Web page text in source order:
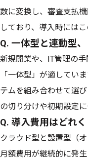
数に変換し、審査支払
しており、導入時には
Q. 一体型と連動型
新規開業や、IT管理の
「一体型」が適してい
テムを組み合わせて選
の切り分けや初期設定
Q. 導入費用はどれ
クラウド型と設置型（
月額費用が継続的に発